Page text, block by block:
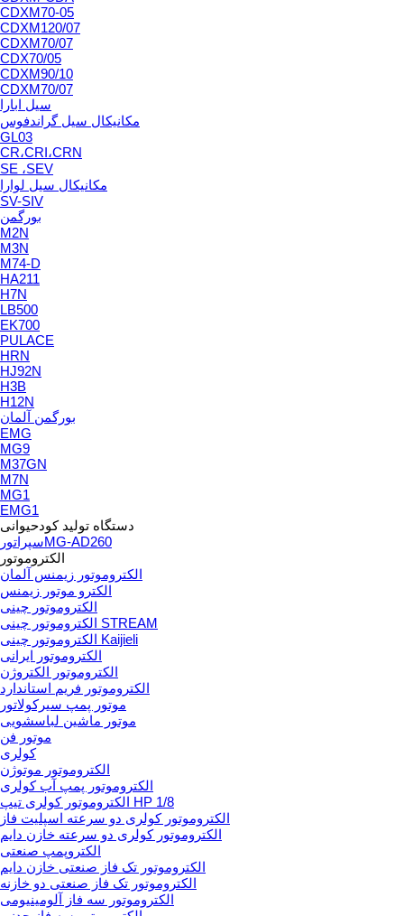
CDXM70-05
CDXM120/07
CDXM70/07
CDX70/05
CDXM90/10
CDXM70/07
سیل ابارا
مکانیکال سیل گراندفوس
GL03
CR،CRI،CRN
SE ،SEV
مکانیکال سیل لوارا
SV-SIV
بورگمن
M2N
M3N
M74-D
HA211
H7N
LB500
EK700
PULACE
HRN
HJ92N
H3B
H12N
بورگمن آلمان
EMG
MG9
M37GN
M7N
MG1
EMG1
دستگاه تولید کودحیوانی
سپراتورMG-AD260
الکتروموتور
الکتروموتور زیمنس آلمان
الکترو موتور زیمنس
الکتروموتور چینی
الکتروموتور چینی STREAM
الکتروموتور چینی Kaijieli
الکتروموتور ایرانی
الکتروموتور الکتروژن
الکتروموتور فریم استاندارد
موتور پمپ سیرکولاتور
موتور ماشین لباسشویی
موتور فن
کولری
الکتروموتور موتوژن
الکتروموتور پمپ آب کولری
الکتروموتور کولری تیپ HP 1/8
الکتروموتور کولری دو سرعته اسپلیت فاز
الکتروموتور کولری دو سرعته خازن دایم
الکتروپمپ صنعتی
الکتروموتور تک فاز صنعتی خازن دایم
الکتروموتور تک فاز صنعتی دو خازنه
الکتروموتور سه فاز آلومینیومی